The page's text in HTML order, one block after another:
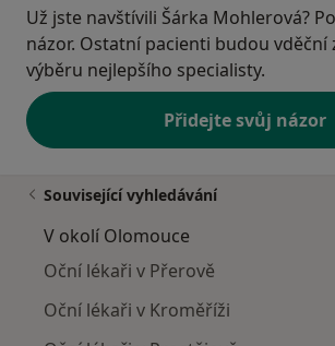
Už jste navštívili Šárka Mohlerová?
názor. Ostatní pacienti budou vděční
výběru nejlepšího specialisty.
Přidejte svůj názor
Související vyhledávání
V okolí Olomouce
Oční lékaři v Přerově
Oční lékaři v Kroměříži